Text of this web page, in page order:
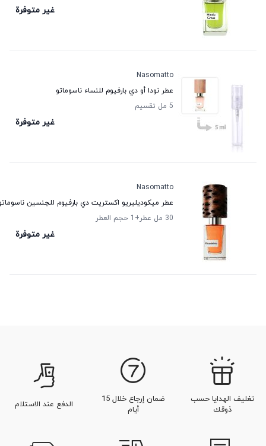
غير متوفرة
Nasomatto
عطر نودا أو دي بارفيوم للنساء ناسوماتو
5 مل تقسيم
غير متوفرة
Nasomatto
عطر ميكوديليريو اكستريت دي بارفيوم للجنسين
30 مل عطر
+1 حجم العطر
غير متوفرة
تغليف الهدايا حسب
ذوقك
ضمان إرجاع خلال 15
أيام
الدفع عند الاستلام